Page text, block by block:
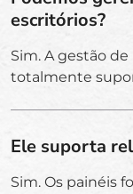
escritórios?
Sim. A gestão
totalmente
Ele suporta
Sim. Os painéis